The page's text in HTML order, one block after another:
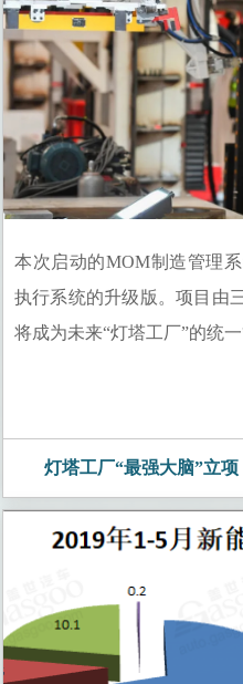
本次启动的MOM制造管理
执行系统的升级版。项目由
将成为未来“灯塔工厂”的统一
灯塔工厂“最强大脑”立
人信贷流向的实体经济
微企业融资难一直是很大